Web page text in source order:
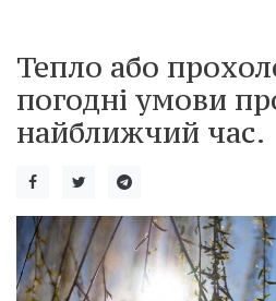
Тепло або
погодні умови
найближчий час.